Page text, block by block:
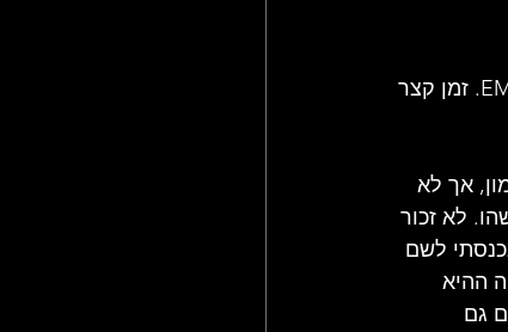
לאחר ההופעה הציע פית'רסטון ללהקה חוזה אצלו לשלוש שנים עם הקלטות באולפני EMI. זמן קצר
אך לא
לא זכור
לשם
ההיא
גם